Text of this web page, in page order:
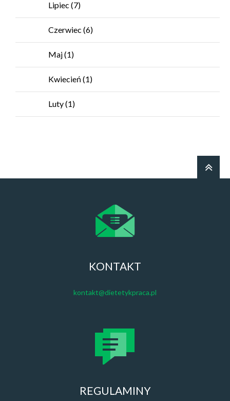
Lipiec (7)
Czerwiec (6)
Maj(1)
Kwiecień (1)
Luty(1)
KONTAKT
kontakt@dietetykpraca.pl
REGULAMINY